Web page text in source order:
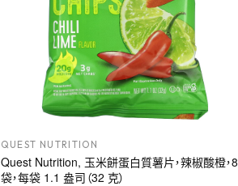
QUEST NUTRITION
Quest Nutrition, 玉米餅蛋白質薯片，辣椒酸橙，8
袋，每袋 1.1 盎司（32 克）